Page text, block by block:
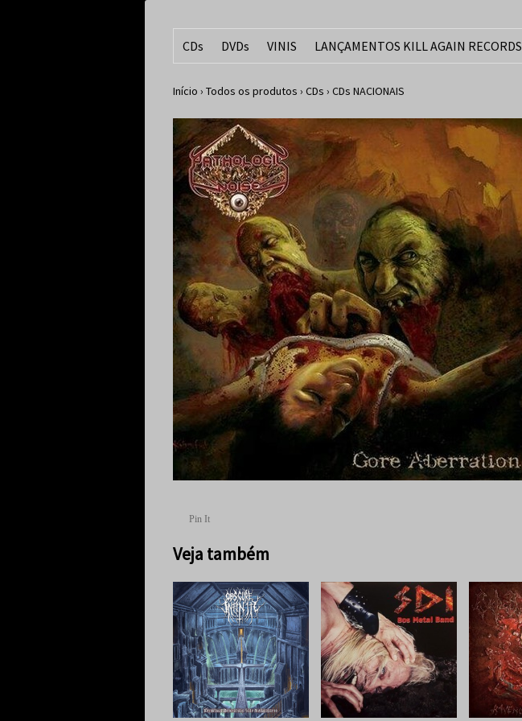
CDs DVDs VINIS LANÇAMENTOS KILL AGAIN RECORDS
Início › Todos os produtos › CDs › CDs NACIONAIS
Pin It
Veja também